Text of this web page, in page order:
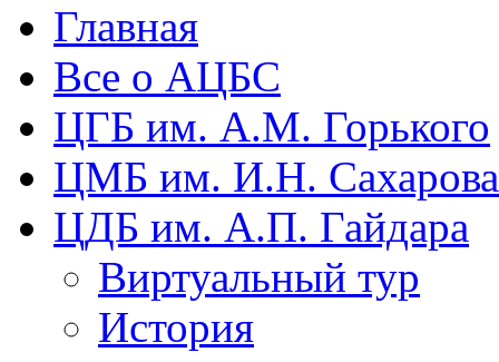
Главная
Все о АЦБС
ЦГБ им. А.М. Горького
ЦМБ им. И.Н. Сахарова
ЦДБ им. А.П. Гайдара
Виртуальный тур
История